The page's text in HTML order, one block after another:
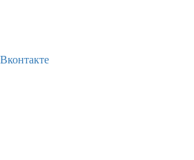
Вконтакте